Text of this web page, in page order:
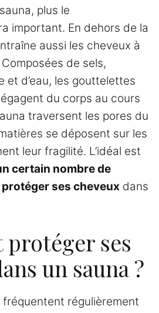
plus le
important. En dehors de la
aussi les cheveux à
de sels,
et d’eau, les gouttelettes
du corps au cours
traversent les pores du
se déposent sur les
leur fragilité. L’idéal est
certain nombre de
ses cheveux dans
protéger ses
un sauna ?
fréquentent régulièrement